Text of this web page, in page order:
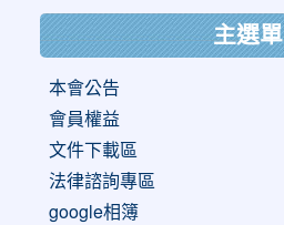
主選單
本會公告
會員權益
文件下載區
法律諮詢專區
google相簿